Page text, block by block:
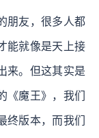
朋友，很多人都
能就像是天上接
来。但这其实是
《魔王》，我们
终版本，而我们